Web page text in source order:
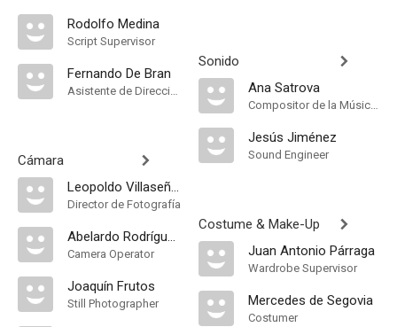
Rodolfo Medina
Script Supervisor
Fernando De Bran
Asistente de Dirección
Cámara
Leopoldo Villaseñor
Director de Fotografía
Abelardo Rodríguez
Camera Operator
Joaquín Frutos
Still Photographer
Sonido
Ana Satrova
Compositor de la Música Original, Música
Jesús Jiménez
Sound Engineer
Costume & Make-Up
Juan Antonio Párraga
Wardrobe Supervisor
Mercedes de Segovia
Costumer